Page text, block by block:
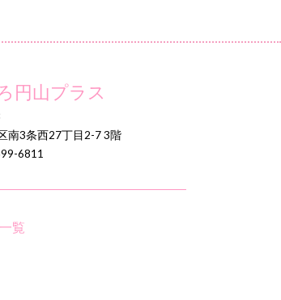
円山プラス
南3条西27丁目2-7 3階
6811
覧